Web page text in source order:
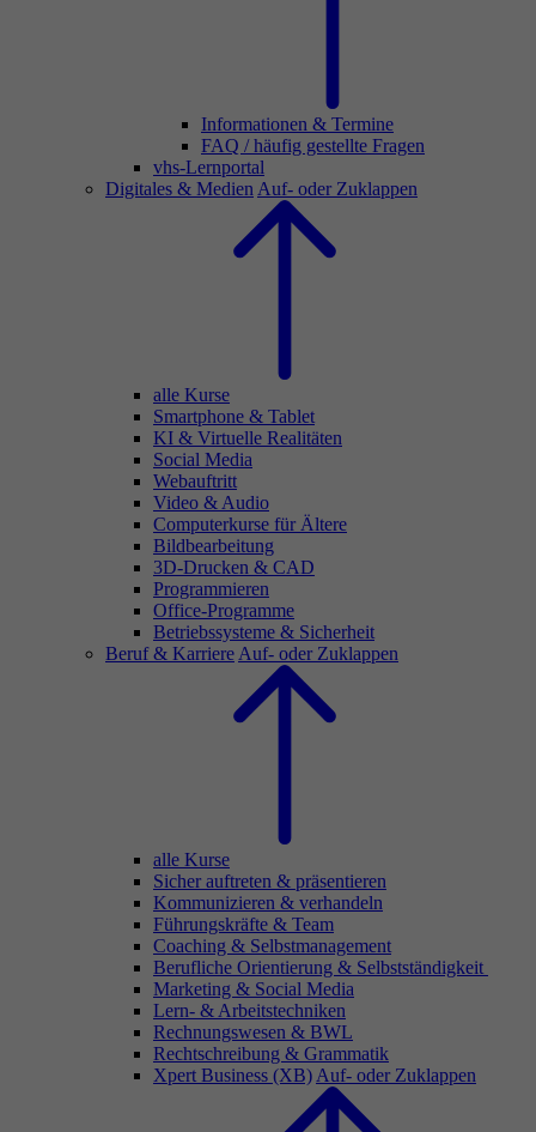
Informationen & Termine
FAQ / häufig gestellte Fragen
vhs-Lernportal
Digitales & Medien Auf- oder Zuklappen
alle Kurse
Smartphone & Tablet
KI & Virtuelle Realitäten
Social Media
Webauftritt
Video & Audio
Computerkurse für Ältere
Bildbearbeitung
3D-Drucken & CAD
Programmieren
Office-Programme
Betriebssysteme & Sicherheit
Beruf & Karriere Auf- oder Zuklappen
alle Kurse
Sicher auftreten & präsentieren
Kommunizieren & verhandeln
Führungskräfte & Team
Coaching & Selbstmanagement
Berufliche Orientierung & Selbstständigkeit
Marketing & Social Media
Lern- & Arbeitstechniken
Rechnungswesen & BWL
Rechtschreibung & Grammatik
Xpert Business (XB) Auf- oder Zuklappen